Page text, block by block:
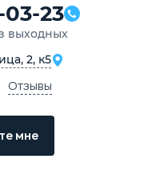
23
выходных
2, к5
Отзывы
мне